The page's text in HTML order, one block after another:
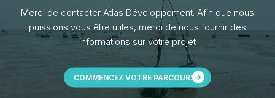
Merci de contacter Atlas Développement. Afin que nous
puissions vous être utiles, merci de nous fournir des
informations sur votre projet
COMMENCEZ VOTRE PARCOURS